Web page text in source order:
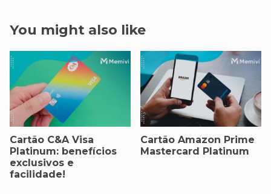
You might also like
Cartão C&A Visa
Platinum: benefícios
exclusivos e
facilidade!
Cartão Amazon Prime
Mastercard Platinum